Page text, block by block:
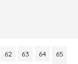
62 63 64
65